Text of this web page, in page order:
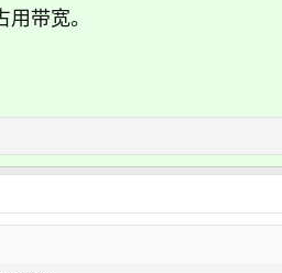
带宽。